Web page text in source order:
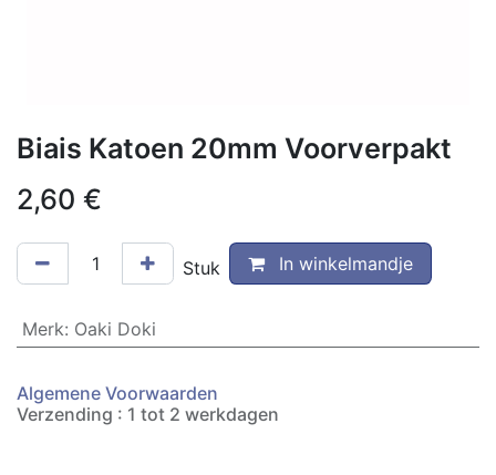
Biais Katoen 20mm Voorverpakt
2,60 €
Stuk In winkelmandje
Merk: Oaki Doki
Algemene Voorwaarden
Verzending : 1 tot 2 werkdagen